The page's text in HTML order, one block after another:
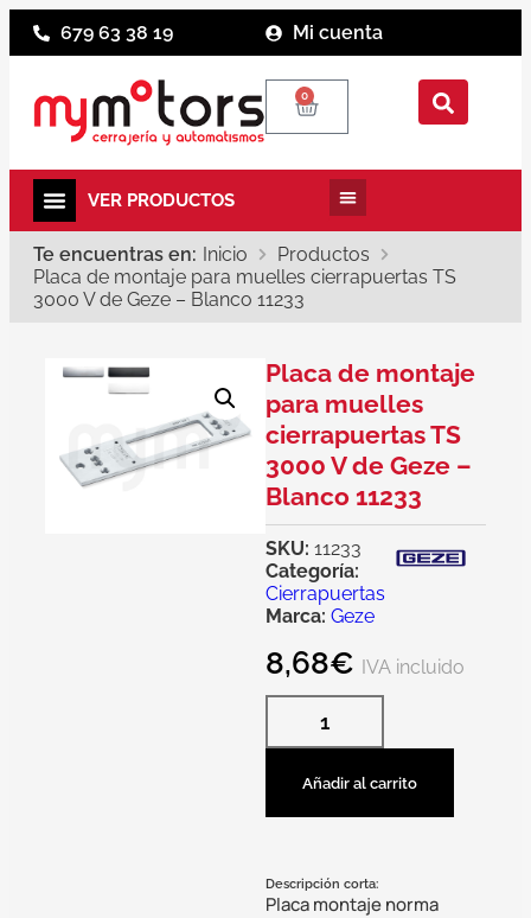
679 63 38 19 Mi cuenta
0
Te encuentras en: Inicio
Productos
Placa de montaje para muelles cierrapuertas TS
3000 V de Geze – Blanco 11233
Placa de montaje
para muelles
cierrapuertas TS
3000 V de Geze –
Blanco 11233
SKU: 11233
Categoría:
Cierrapuertas
Marca: Geze
8,68€ IVA incluido
Añadir al carrito
Descripción corta:
Placa montaje norma